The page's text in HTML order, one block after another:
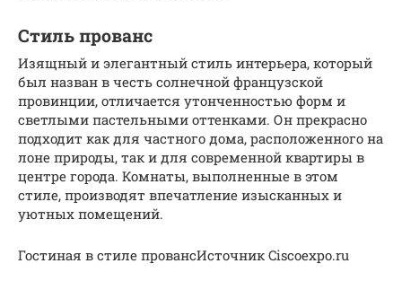
Стиль прованс
Изящный и элегантный стиль интерьера, который
был назван в честь солнечной французской
провинции, отличается утонченностью форм и
светлыми пастельными оттенками. Он прекрасно
подходит как для частного дома, расположенного на
лоне природы, так и для современной квартиры в
центре города. Комнаты, выполненные в этом
стиле, производят впечатление изысканных и
уютных помещений.
Гостиная в стиле провансИсточник Ciscoexpo.ru